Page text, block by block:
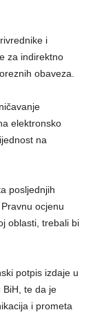
i
za indirektno
obaveza.
elektronsko
na
posljednjih
ocjenu
oblasti, trebali bi
potpis izdaje u
BiH, te da je
i prometa